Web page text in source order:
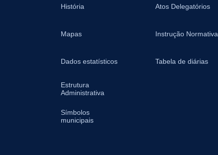
História
Mapas
Dados estatísticos
Estrutura
Administrativa
Símbolos
municipais
Atos Delegatórios
Instrução Normativa
Tabela de diárias